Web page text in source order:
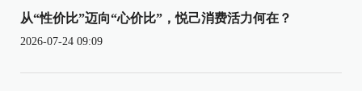
从“性价比”迈向“心价比”，悦己消费活力何在？
2026-07-24 09:09